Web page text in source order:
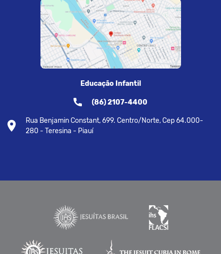
Educação Infantil
(86) 2107-4400
Rua Benjamin Constant, 699. Centro/Norte, Cep 64.000-
280 - Teresina - Piauí